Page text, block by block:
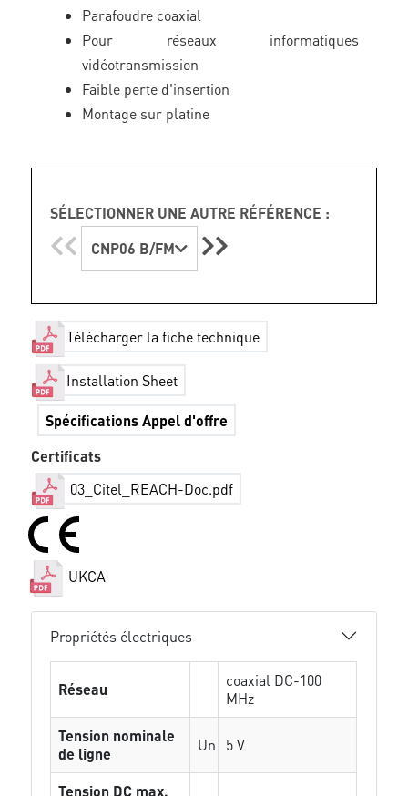
Parafoudre coaxial
Pour réseaux informatiques
vidéotransmission
Faible perte d'insertion
Montage sur platine
SÉLECTIONNER UNE AUTRE RÉFÉRENCE :
CNP06 B/FM
Télécharger la fiche technique
Installation Sheet
Spécifications Appel d'offre
Certificats
03_Citel_REACH-Doc.pdf
UKCA
Propriétés électriques
Réseau
coaxial DC-100
MHz
Tension nominale
de ligne
Un 5 V
Tension DC max.